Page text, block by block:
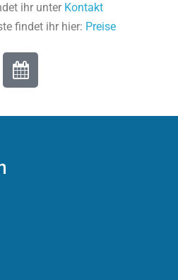
ihr unter Kontakt
findet ihr hier: Preise